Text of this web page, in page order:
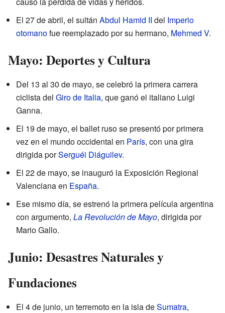
El 27 de abril, el sultán Abdul Hamid II del Imperio
otomanofue reemplazado por su hermano, Mehmed V.
Mayo: Deportes y Cultura
Del 13 al 30 de mayo, se celebró la primera carrera
ciclista del Giro de Italia, que ganó el italiano Luigi
Ganna.
El 19 de mayo, el ballet ruso se presentó por primera
vez en el mundo occidental en París, con una gira
dirigida porSerguéi Diáguilev.
El 22 de mayo, se inauguró la Exposición Regional
Valenciana en España.
Ese mismo día, se estrenó la primera película argentina
con argumento, La Revolución de Mayo, dirigida por
Mario Gallo.
Junio: Desastres Naturales y
Fundaciones
El 4 de junio, un terremoto en la isla deSumatra,